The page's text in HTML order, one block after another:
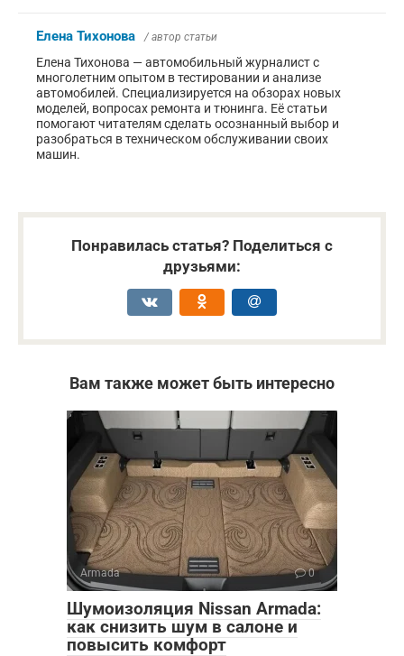
Елена Тихонова / автор статьи
Елена Тихонова — автомобильный журналист с
многолетним опытом в тестировании и анализе
автомобилей. Специализируется на обзорах новых
моделей, вопросах ремонта и тюнинга. Её статьи
помогают читателям сделать осознанный выбор и
разобраться в техническом обслуживании своих
машин.
Понравилась статья? Поделиться с
друзьями:
Вам также может быть интересно
Armada 0
Шумоизоляция Nissan Armada:
как снизить шум в салоне и
повысить комфорт